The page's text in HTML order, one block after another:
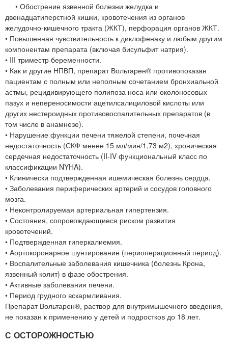
• Обострение язвенной болезни желудка и
двенадцатиперстной кишки, кровотечения из органов
желудочно-кишечного тракта (ЖКТ), перфорация органов ЖКТ.
• Повышенная чувствительность к диклофенаку и любым другим
компонентам препарата (включая бисульфит натрия).
• III триместр беременности.
• Как и другие НПВП, препарат Вольтарен® противопоказан
пациентам с полным или неполным сочетанием бронхиальной
астмы, рецидивирующего полипоза носа или околоносовых
пазух и непереносимости ацетилсалициловой кислоты или
других нестероидных противовоспалительных препаратов (в
том числе в анамнезе).
• Нарушение функции печени тяжелой степени, почечная
недостаточность (СКФ менее 15 мл/мин/1,73 м2), хроническая
сердечная недостаточность (II-IV функциональный класс по
классификации NYHA).
• Клинически подтвержденная ишемическая болезнь сердца.
• Заболевания периферических артерий и сосудов головного
мозга.
• Неконтролируемая артериальная гипертензия.
• Состояния, сопровождающиеся риском развития
кровотечений.
• Подтвержденная гиперкалиемия.
• Аортокоронарное шунтирование (периоперационный период).
• Воспалительные заболевания кишечника (болезнь Крона,
язвенный колит) в фазе обострения.
• Активные заболевания печени.
• Период грудного вскармливания.
Препарат Вольтарен®, раствор для внутримышечного введения,
не показан к применению у детей и подростков до 18 лет.
С ОСТОРОЖНОСТЬЮ